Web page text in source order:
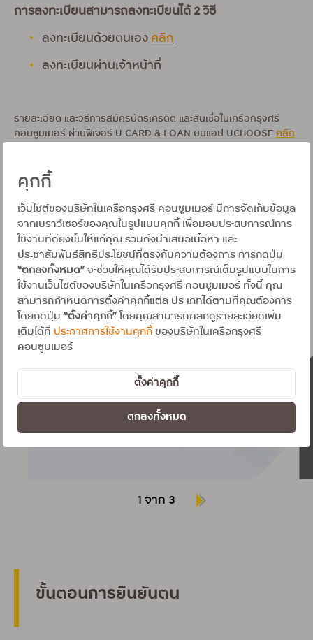
คุกกี้
เว็บไซต์ของบริษัทในเครือกรุงศรี คอนซูมเมอร์ มีการจัดเก็บข้อมูล
จากเบราว์เซอร์ของคุณในรูปแบบคุกกี้ เพื่อมอบประสบการณ์การ
ใช้งานที่ดียิ่งขึ้นให้แก่คุณ รวมถึงนำเสนอเนื้อหา และ
ประชาสัมพันธ์สิทธิประโยชน์ที่ตรงกับความต้องการ การกดปุ่ม
“ตกลงทั้งหมด”จะช่วยให้คุณได้รับประสบการณ์เต็มรูปแบบในการ
ใช้งานเว็บไซต์ของบริษัทในเครือกรุงศรี คอนซูมเมอร์ ทั้งนี้ คุณ
สามารถกำหนดการตั้งค่าคุกกี้แต่ละประเภทได้ตามที่คุณต้องการ
โดยกดปุ่ม “ตั้งค่าคุกกี้”โดยคุณสามารถคลิกดูรายละเอียดเพิ่ม
เติมได้ที่ ประกาศการใช้งานคุกกี้ของบริษัทในเครือกรุงศรี
คอนซูมเมอร์
ตั้งค่าคุกกี้
ตกลงทั้งหมด
การลงทะเบียนสามารถลงทะเบียนได้ 2 วิธี
ลงทะเบียนด้วยตนเองคลิก
ลงทะเบียนผ่านเจ้าหน้าที่
รายละเอียด และวิธีการสมัครบัตรเครดิต และสินเชื่อในเครือกรุงศรี
คอนซูมเมอร์ ผ่านฟีเจอร์ U CARD & LOAN บนแอป UCHOOSE คลิก
เสียดอกเบี้ย 16% ต่อปี
- สินเชื่อส่วนบุคคล กู้เท่าที่จำเป็นและชำระคืนไหว อัตราดอกเบี้ยิ 25%
ต่อปี
สิ่งที่ต้องเตรียมก่อนยืนยันตน
1 จาก 3
ขั้นตอนการยืนยันตน